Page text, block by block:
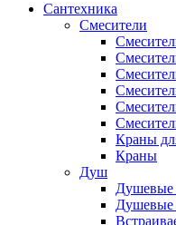
Сантехника
Смесители
Краны
Краны
Душ
Душевые
Душевые